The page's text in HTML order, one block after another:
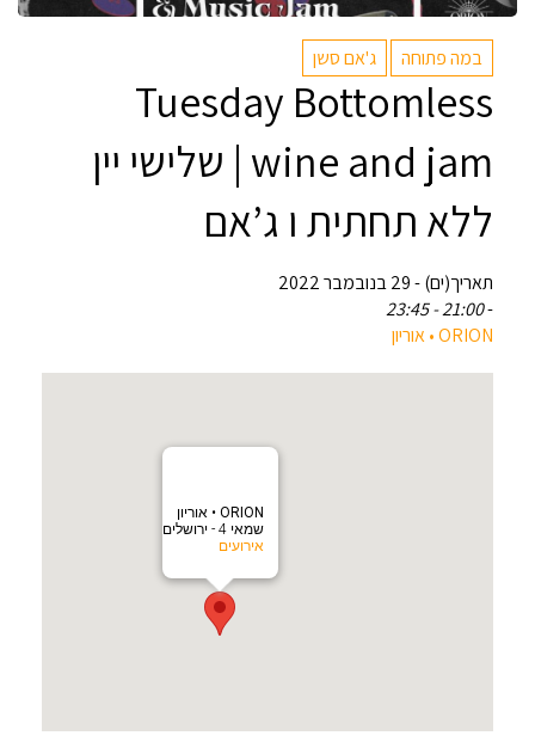
במה פתוחה ג'אם סשן
Tuesday Bottomless
wine and jam | שלישי יין
ללא תחתית ו ג’אם
תאריך(ים) - 29 בנובמבר 2022
-
21:00 - 23:45
‎ORION • אוריון
‎ORION • אוריון
שמאי 4 - ירושלים
אירועים